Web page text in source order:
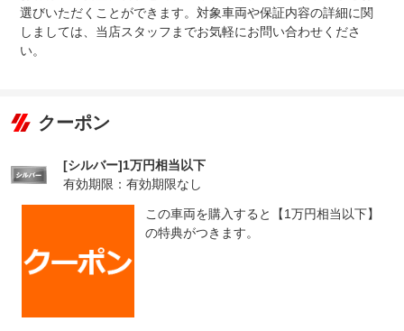
選びいただくことができます。対象車両や保証内容の詳細に関
しましては、当店スタッフまでお気軽にお問い合わせくださ
い。
クーポン
[シルバー]1万円相当以下
有効期限：有効期限なし
この車両を購入すると【1万円相当以下】
の特典がつきます。